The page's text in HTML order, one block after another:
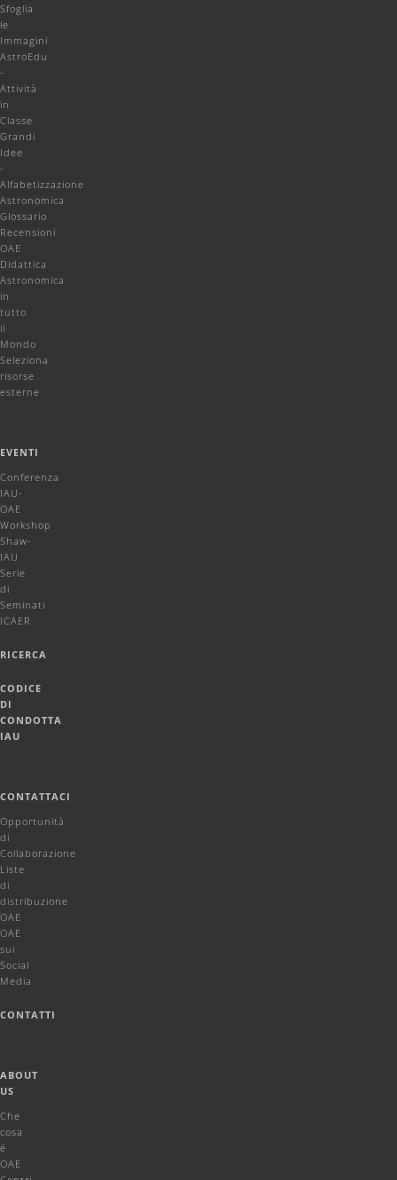
Sfoglia
le
Immagini
AstroEdu
-
Attività
in
Classe
Grandi
Idee
-
Alfabetizzazione
Astronomica
Glossario
Recensioni
OAE
Didattica
Astronomica
in
tutto
il
Mondo
Seleziona
risorse
esterne
EVENTI
Conferenza
IAU-
OAE
Workshop
Shaw-
IAU
Serie
di
Seminati
ICAER
RICERCA
CODICE
DI
CONDOTTA
IAU
CONTATTACI
Opportunità
di
Collaborazione
Liste
di
distribuzione
OAE
OAE
sui
Social
Media
CONTATTI
ABOUT
US
Che
cosa
é
OAE